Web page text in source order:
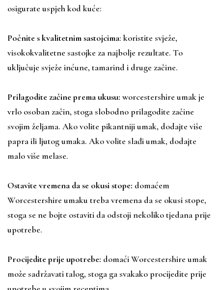
osigurate uspjeh kod kuće:
Počnite s kvalitetnim sastojcima: koristite svježe,
visokokvalitetne sastojke za najbolje rezultate. To
uključuje svježe inćune, tamarind i druge začine.
Prilagodite začine prema ukusu: worcestershire umak je
vrlo osoban začin, stoga slobodno prilagodite začine
svojim željama. Ako volite pikantniji umak, dodajte više
papra ili ljutog umaka. Ako volite slađi umak, dodajte
malo više melase.
Ostavite vremena da se okusi stope: domaćem
Worcestershire umaku treba vremena da se okusi stope,
stoga se ne bojte ostaviti da odstoji nekoliko tjedana prije
upotrebe.
Procijedite prije upotrebe: domaći Worcestershire umak
može sadržavati talog, stoga ga svakako procijedite prije